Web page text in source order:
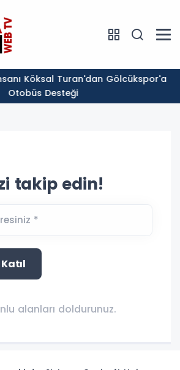
Otobüs Desteği
takip edin!
*
alanları doldurunuz.